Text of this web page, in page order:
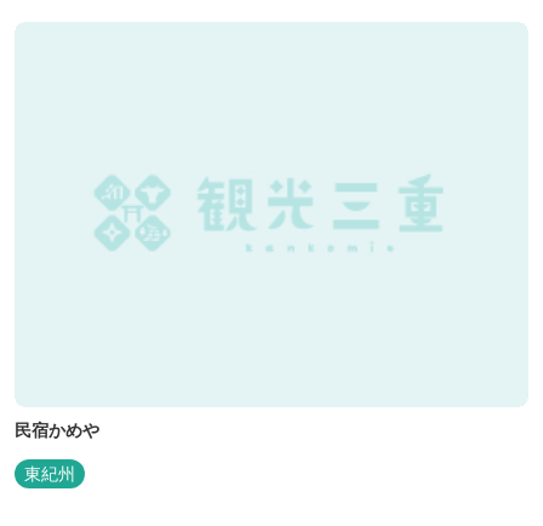
地元のスギ材を用いた大浴場は、泡風呂を備えた「上忍の湯」、打
民宿かめや
東紀州